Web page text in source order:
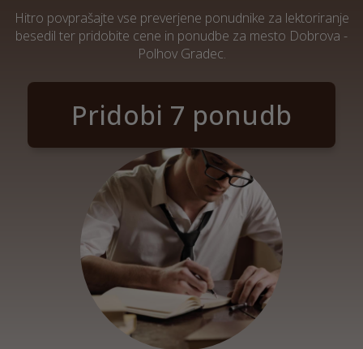
Hitro povprašajte vse preverjene ponudnike za lektoriranje
besedil ter pridobite cene in ponudbe za mesto Dobrova -
Polhov Gradec.
Pridobi 7 ponudb